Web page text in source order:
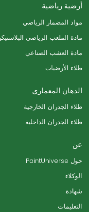
أرضية رياضية
مواد المضمار الرياضي
مادة الملعب الرياضي
مادة العشب الصناعي
طلاء الأرضيات
الدهان المعماري
طلاء الجدران الخارجية
طلاء الجدران الداخلية
عن
حول PaintUniverse
الوكلاء
شهادة
التعليمات